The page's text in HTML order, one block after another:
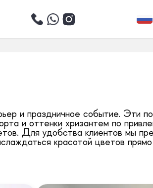
и праздничное событие. Эти
и оттенки хризантем по
Для удобства клиентов мы
красотой цветов